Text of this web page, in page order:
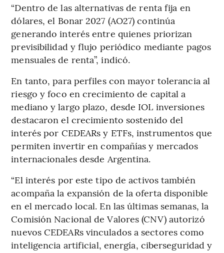
“Dentro de las alternativas de renta fija en
dólares, el Bonar 2027 (AO27) continúa
generando interés entre quienes priorizan
previsibilidad y flujo periódico mediante pagos
mensuales de renta”, indicó.
En tanto, para perfiles con mayor tolerancia al
riesgo y foco en crecimiento de capital a
mediano y largo plazo, desde IOL inversiones
destacaron el crecimiento sostenido del
interés por CEDEARs y ETFs, instrumentos que
permiten invertir en compañías y mercados
internacionales desde Argentina.
“El interés por este tipo de activos también
acompaña la expansión de la oferta disponible
en el mercado local. En las últimas semanas, la
Comisión Nacional de Valores (CNV) autorizó
nuevos CEDEARs vinculados a sectores como
inteligencia artificial, energía, ciberseguridad y